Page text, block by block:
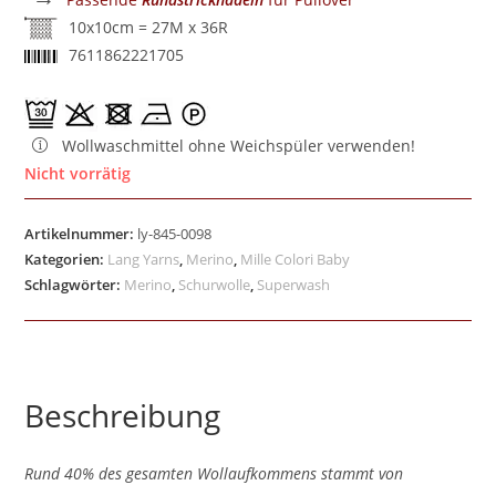
10x10cm = 27M x 36R
7611862221705
Wollwaschmittel ohne Weichspüler verwenden!
Nicht vorrätig
Artikelnummer: ly-845-0098
Kategorien: Lang Yarns Merino Mille Colori Baby
Schlagwörter: Merino Schurwolle Superwash
Beschreibung
Rund 40% des gesamten Wollaufkommens stammt von